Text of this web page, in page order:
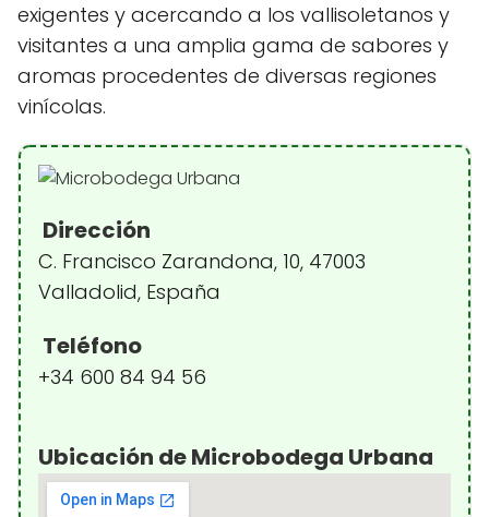
exigentes y acercando a los vallisoletanos y
visitantes a una amplia gama de sabores y
aromas procedentes de diversas regiones
vinícolas.
Dirección
C. Francisco Zarandona, 10, 47003
Valladolid, España
Teléfono
+34 600 84 94 56
Ubicación de Microbodega Urbana